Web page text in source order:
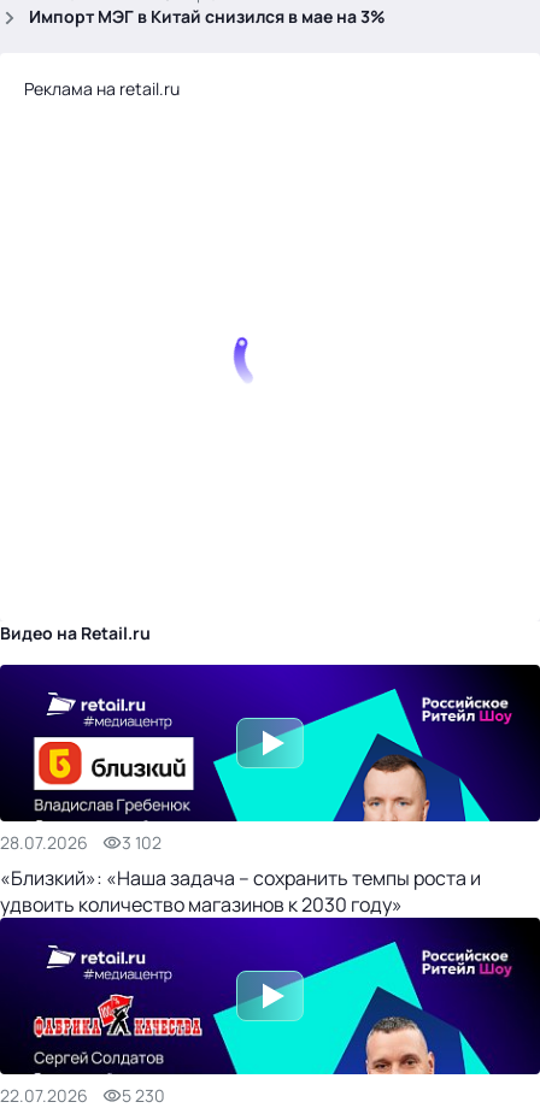
Импорт МЭГ в Китай снизился в мае на 3%
Реклама на retail.ru
Видео на Retail.ru
28.07.2026 3 102
«Близкий»: «Наша задача – сохранить темпы роста и
удвоить количество магазинов к 2030 году»
22.07.2026 5 230